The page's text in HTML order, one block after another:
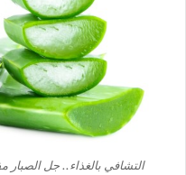
التشافي بالغذاء.. جل الصبار